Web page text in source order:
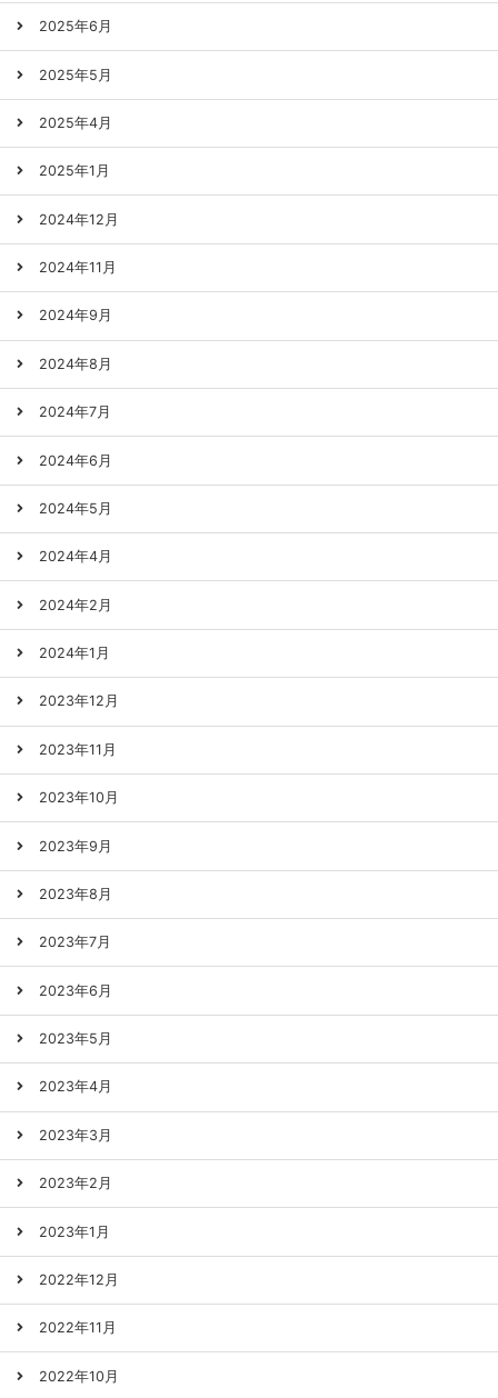
2025年6月
2025年5月
2025年4月
2025年1月
2024年12月
2024年11月
2024年9月
2024年8月
2024年7月
2024年6月
2024年5月
2024年4月
2024年2月
2024年1月
2023年12月
2023年11月
2023年10月
2023年9月
2023年8月
2023年7月
2023年6月
2023年5月
2023年4月
2023年3月
2023年2月
2023年1月
2022年12月
2022年11月
2022年10月